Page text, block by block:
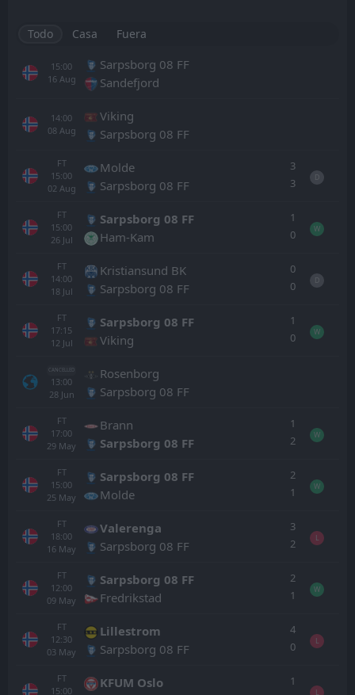
Todo Casa Fuera
15:00
16 Aug
Sarpsborg 08 FF
Sandefjord
14:00
08 Aug
Viking
Sarpsborg 08 FF
FT
15:00
02 Aug
Molde
Sarpsborg 08 FF
3
3
D
FT
15:00
26 Jul
Sarpsborg 08 FF
Ham-Kam
1
0
W
FT
14:00
18 Jul
Kristiansund BK
Sarpsborg 08 FF
0
0
D
FT
17:15
12 Jul
Sarpsborg 08 FF
Viking
1
0
W
CANCELLED
13:00
28 Jun
Rosenborg
Sarpsborg 08 FF
FT
17:00
29 May
Brann
Sarpsborg 08 FF
1
2
W
FT
15:00
25 May
Sarpsborg 08 FF
Molde
2
1
W
FT
18:00
16 May
Valerenga
Sarpsborg 08 FF
3
2
L
FT
12:00
09 May
Sarpsborg 08 FF
Fredrikstad
2
1
W
FT
12:30
03 May
Lillestrom
Sarpsborg 08 FF
4
0
L
FT
15:00
KFUM Oslo
1
L